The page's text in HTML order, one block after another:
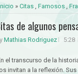
» Citas , Famosos ,
de algunos
Mathias Rodriguez 5:28
el transcurso de la
invitan a la reflexión.